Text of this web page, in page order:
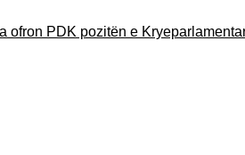
PDK pozitën e Kryeparlamentarit: